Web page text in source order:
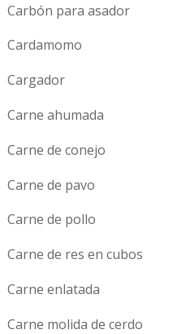
Carbón para asador
Cardamomo
Cargador
Carne ahumada
Carne de conejo
Carne de pavo
Carne de pollo
Carne de res en cubos
Carne enlatada
Carne molida de cerdo